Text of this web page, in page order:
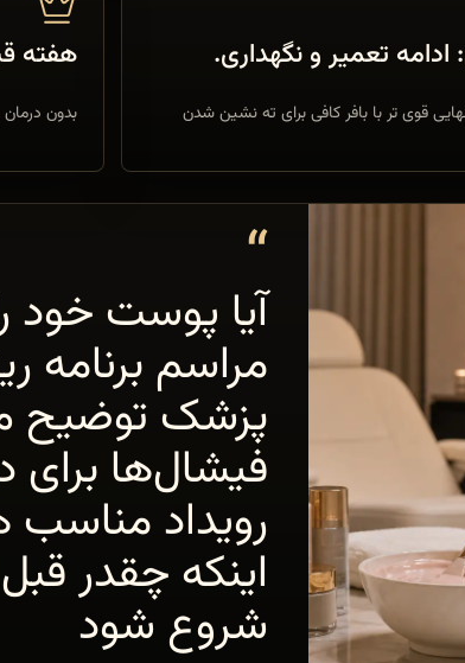
ادامه تعمیر و نگهداری.
قوی تر با بافر کافی برای ته نشین شدن
هفته
بدون
“
آیا پوست خود
مراسم برنامه
پزشک توضیح
فیشال‌ها
رویداد
اینکه چقدر
شروع شود